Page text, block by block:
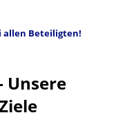
allen Beteiligten!
Unsere